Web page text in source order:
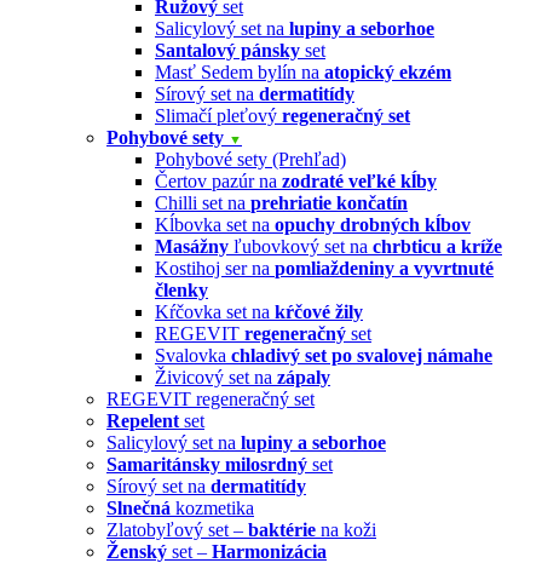
Ružový set
Salicylový set na lupiny a seborhoe
Santalový pánsky set
Masť Sedem bylín na atopický ekzém
Sírový set na dermatitídy
Slimačí pleťový regeneračný set
Pohybové sety ▼
Pohybové sety (Prehľad)
Čertov pazúr na zodraté veľké kĺby
Chilli set na prehriatie končatín
Kĺbovka set na opuchy drobných kĺbov
Masážny ľubovkový set na chrbticu a kríže
Kostihoj ser na pomliaždeniny a vyvrtnuté
členky
Kŕčovka set na kŕčové žily
REGEVIT regeneračný set
Svalovka chladivý set po svalovej námahe
Živicový set na zápaly
REGEVIT regeneračný set
Repelent set
Salicylový set na lupiny a seborhoe
Samaritánsky milosrdný set
Sírový set na dermatitídy
Slnečná kozmetika
Zlatobyľový set – baktérie na koži
Ženský set – Harmonizácia